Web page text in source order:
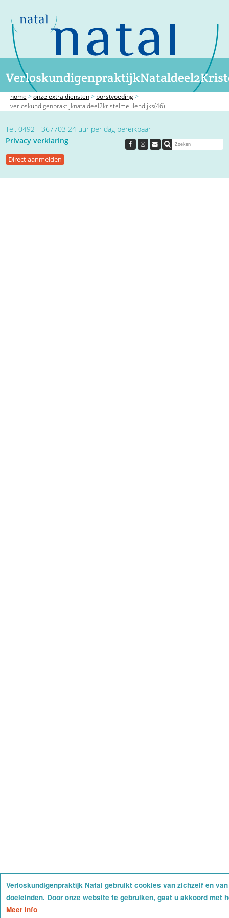
Verloskundigenpraktijk Natal gebruikt cookies van zichzelf en
doeleinden. Door onze website te gebruiken, gaat u akkoord met
Meer info
home > onze extra diensten> borstvoeding>
verloskundigenpraktijknataldeel2kristelmeulendijks(46)
Tel. 0492 - 367703 24 uur per dag bereikbaar
Privacy verklaring
Direct aanmelden